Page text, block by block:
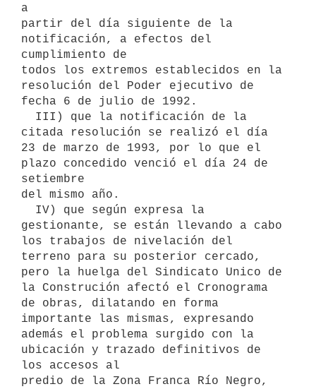
a
partir del día siguiente de la
notificación, a efectos del
cumplimiento de
todos los extremos establecidos en la
resolución del Poder ejecutivo de
fecha 6 de julio de 1992.
citada resolución se realizó el día
23 de marzo de 1993, por lo que el
plazo concedido venció el día 24 de
setiembre
del mismo año.
gestionante, se están llevando a cabo
los trabajos de nivelación del
terreno para su posterior cercado,
pero la huelga del Sindicato Unico de
la Construción afectó el Cronograma
de obras, dilatando en forma
importante las mismas, expresando
además el problema surgido con la
ubicación y trazado definitivos de
los accesos al
predio de la Zona Franca Río Negro,